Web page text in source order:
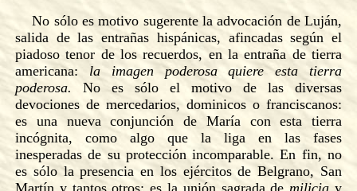
No sólo es motivo sugerente la advocación de Luján,
salida de las entrañas hispánicas, afincadas según el
piadoso tenor de los recuerdos, en la entraña de tierra
americana: la imagen poderosa quiere esta tierra
poderosa. No es sólo el motivo de las diversas
devociones de mercedarios, dominicos o franciscanos:
es una nueva conjunción de María con esta tierra
incógnita, como algo que la liga en las fases
inesperadas de su protección incomparable. En fin, no
es sólo la presencia en los ejércitos de Belgrano, San
Martín y tantos otros: es la unión sagrada demiliciay